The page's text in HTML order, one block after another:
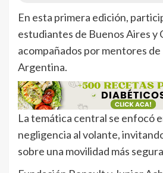
En esta primera edición,
estudiantes de Buenos Aires y
acompañados por mentores
Argentina.
La temática central se enfocó
negligencia al volante,
sobre una movilidad más